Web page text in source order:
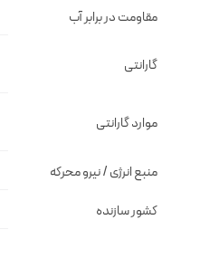
مقاومت در برابر آب
گارانتی
موارد گارانتی
منبع انرژی / نیرو محرکه
کشور سازنده